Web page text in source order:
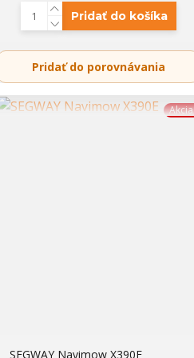
Pridať do košíka
Pridať do porovnávania
Akcia
SEGWAY Navimow X390E